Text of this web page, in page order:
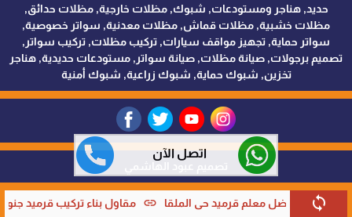
اتصل الآن
sync
الملقا link مقاول بناء تركيب قرميد جنوب الرياض link حداد ابواب
حديد, هناجر ومستودعات, شبوك, مظلات خارجية, مظلات حدائق,
مظلات خشبية, مظلات قماش, مظلات معدنية, سواتر خصوصية,
سواتر حماية, تجهيز مواقف سيارات, تركيب مظلات, تركيب سواتر,
تصميم برجولات, صيانة مظلات, صيانة سواتر, مستودعات حديدية, هناجر
تخزين, شبوك حماية, شبوك زراعية, شبوك أمنية